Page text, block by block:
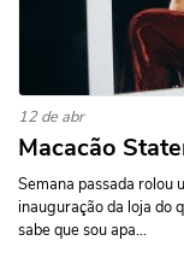
12 de abr
Macacão
Semana passada rolou
inauguração da loja do
sabe que sou apa...